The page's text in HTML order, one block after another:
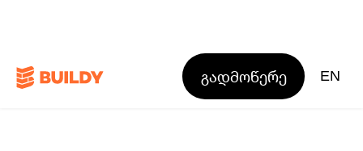
გადმოწერე EN